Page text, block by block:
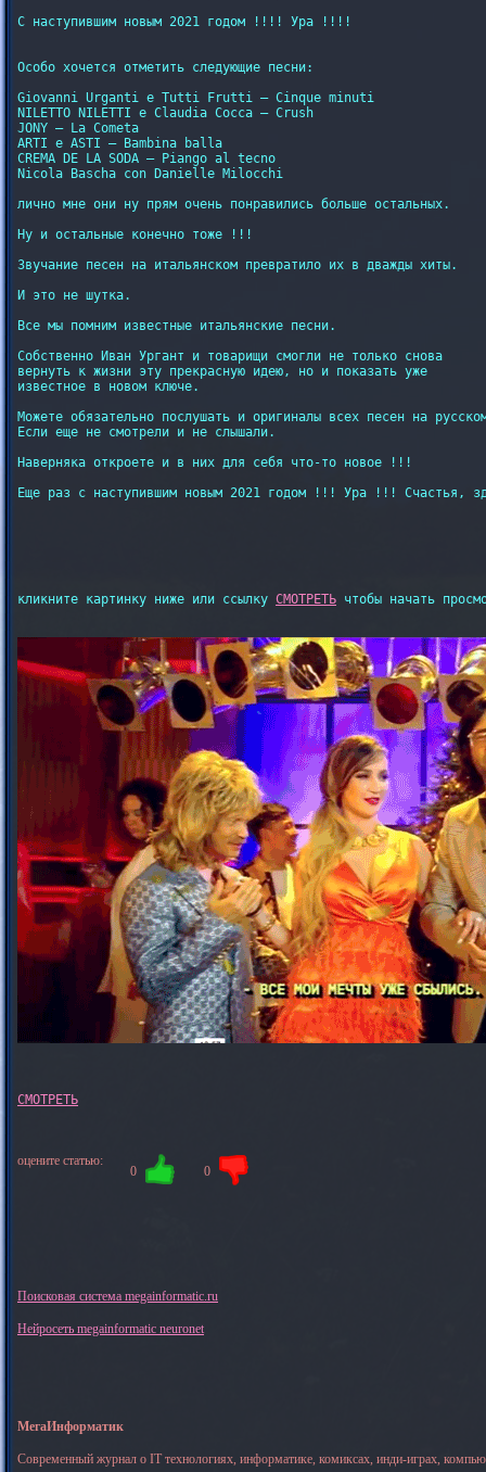
С наступившим новым 2021 годом !!!! Ура !!!!
Особо хочется отметить следующие песни:
Giovanni Urganti e Tutti Frutti – Cinque minuti
NILETTO NILETTI e Claudia Cocca – Crush
JONY – La Cometa
ARTI e ASTI – Bambina balla
CREMA DE LA SODA – Piango al tecno
Nicola Bascha con Danielle Milocchi
лично мне они ну прям очень понравились больше остальных.
Ну и остальные конечно тоже !!!
Звучание песен на итальянском превратило их в дважды хиты.
И это не шутка.
Все мы помним известные итальянские песни.
Собственно Иван Ургант и товарищи смогли не только снова
вернуть к жизни эту прекрасную идею, но и показать уже
известное в новом ключе.
Можете обязательно послушать и оригиналы всех песен на
Если еще не смотрели и не слышали.
Наверняка откроете и в них для себя что-то новое !!!
Еще раз с наступившим новым 2021 годом !!! Ура !!! Счастья,
кликните картинку ниже или ссылку СМОТРЕТЬ чтобы начать
оцените статью:
0 0
Поисковая система megainformatic.ru
Нейросеть megainformatic neuronet
МегаИнформатик
Современный журнал о IT технологиях, информатике, комиксах, инди-играх,